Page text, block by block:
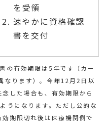
を受領
速やかに資格確認
書を交付
の有効期限は5年です（カー
なります）。今年12月2日以
した場合も、有効期限から
うになります。ただし公的な
期限切れ後は医療機関側で